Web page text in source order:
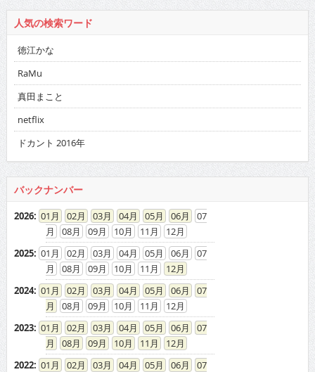
人気の検索ワード
徳江かな
RaMu
真田まこと
netflix
ドカント 2016年
バックナンバー
2026: 01 02 03 04 05 06
07
08
09 10 11
12
2025: 01 02 03 04 05 06
07
08
09 10 11
12
2024: 01 02 03 04 05 06
07
08
09 10 11
12
2023: 01 02 03 04 05 06
07
08
09 10 11
12
2022: 01 02 03 04 05 06
07